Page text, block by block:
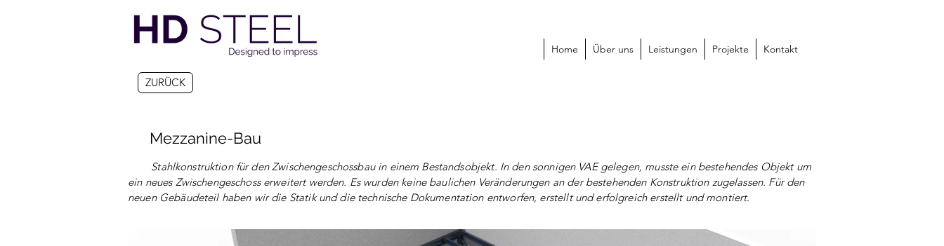
Home Über uns Leistungen Projekte Kontakt
ZURÜCK
Mezzanine-Bau
Stahlkonstruktion für den Zwischengeschossbau in einem Bestandsobjekt. In den sonnigen VAE gelegen, musste ein bestehendes Objekt um
ein neues Zwischengeschoss erweitert werden. Es wurden keine baulichen Veränderungen an der bestehenden Konstruktion zugelassen. Für den
neuen Gebäudeteil haben wir die Statik und die technische Dokumentation entworfen, erstellt und erfolgreich erstellt und montiert.